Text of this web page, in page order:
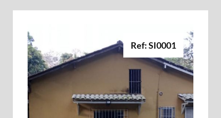
Ref: SI0001